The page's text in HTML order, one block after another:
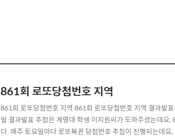
861회 로또당첨번호 지역
861회 로또당첨번호 지역 861회 로또당첨번호 지역 결과발
일 결과발표 추첨은 계명대 학생 이지원씨가 도와주셨는데
다. 매주 토요일마다 로또복권 당첨번호 추첨이 진행되는데